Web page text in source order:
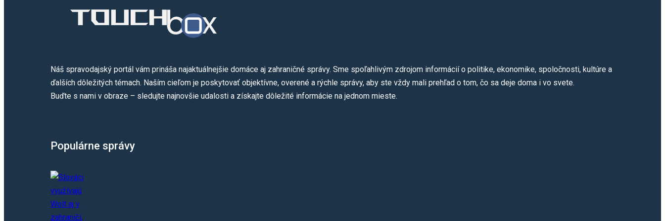
Náš spravodajský portál vám prináša najaktuálnejšie domáce aj zahraničné správy. Sme spoľahlivým zdrojom informácií o politike, ekonomike, spoločnosti, kultúre a
ďalších dôležitých témach. Naším cieľom je poskytovať objektívne, overené a rýchle správy, aby ste vždy mali prehľad o tom, čo sa deje doma i vo svete.
Buďte s nami v obraze – sledujte najnovšie udalosti a získajte dôležité informácie na jednom mieste.
Populárne správy